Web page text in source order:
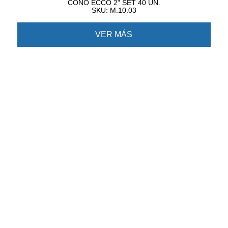
CONO ECCO 2" SET 40 UN.
SKU: M.10.03
VER MÁS